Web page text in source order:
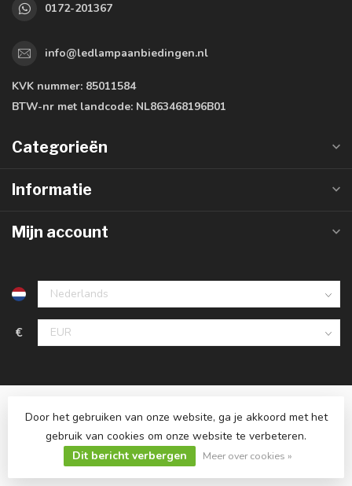
0172-201367
info@ledlampaanbiedingen.nl
KVK nummer: 85011584
BTW-nr met landcode: NL863468196B01
Categorieën
Informatie
Mijn account
€
© Copyright 2026 Ledlampaanbiedingen.nl
Door het gebruiken van onze website, ga je akkoord met het
gebruik van cookies om onze website te verbeteren.
Dit bericht verbergen
Meer over cookies »